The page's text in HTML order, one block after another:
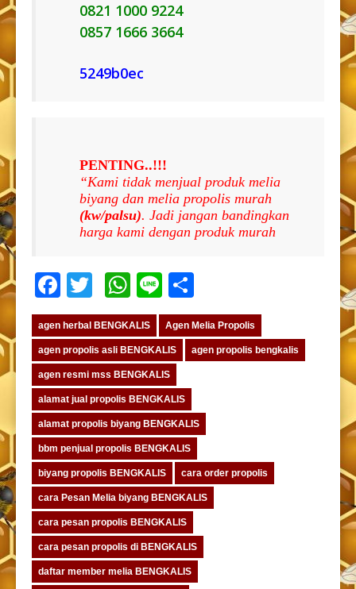
0821 1000 9224
0857 1666 3664
5249b0ec
PENTING..!!!
“Kami tidak menjual produk melia
biyang dan melia propolis murah
(kw/palsu). Jadi jangan bandingkan
harga kami dengan produk murah
Facebook
TwitterWhatsApp
Line
agen herbal BENGKALIS Agen Melia Propolis
agen propolis asli BENGKALIS agen propolis bengkalis
agen resmi mss BENGKALIS
alamat jual propolis BENGKALIS
alamat propolis biyang BENGKALIS
bbm penjual propolis BENGKALIS
biyang propolis BENGKALIS cara order propolis
cara Pesan Melia biyang BENGKALIS
cara pesan propolis BENGKALIS
cara pesan propolis di BENGKALIS
daftar member melia BENGKALIS